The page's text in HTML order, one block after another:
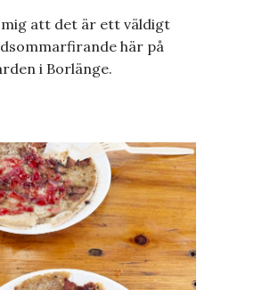
mig att det är ett väldigt
här på
i Borlänge.